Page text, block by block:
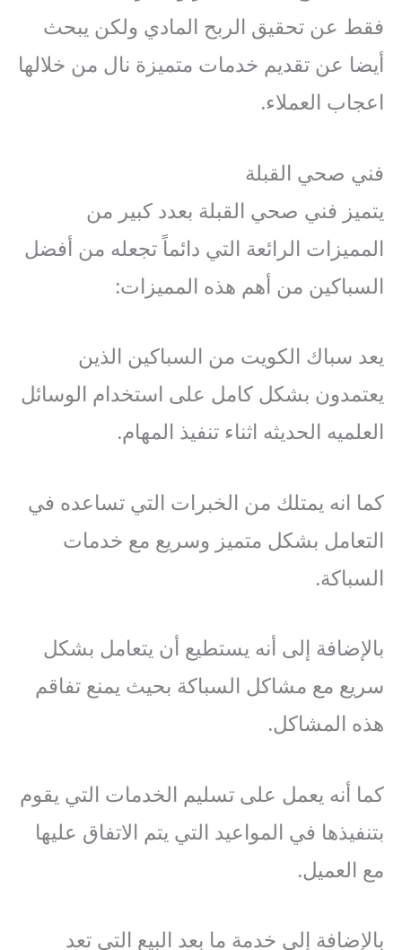
فقط عن تحقيق الربح المادي ولكن يبحث
أيضا عن تقديم خدمات متميزة نال من خلالها
اعجاب العملاء.
فني صحي القبلة
يتميز فني صحي القبلة بعدد كبير من
المميزات الرائعة التي دائماً تجعله من أفضل
السباكين من أهم هذه المميزات:
يعد سباك الكويت من السباكين الذين
يعتمدون بشكل كامل على استخدام الوسائل
العلميه الحديثه اثناء تنفيذ المهام.
كما انه يمتلك من الخبرات التي تساعده في
التعامل بشكل متميز وسريع مع خدمات
السباكة.
بالإضافة إلى أنه يستطيع أن يتعامل بشكل
سريع مع مشاكل السباكة بحيث يمنع تفاقم
هذه المشاكل.
كما أنه يعمل على تسليم الخدمات التي يقوم
بتنفيذها في المواعيد التي يتم الاتفاق عليها
مع العميل.
بالإضافة إلى خدمة ما بعد البيع التي تعد